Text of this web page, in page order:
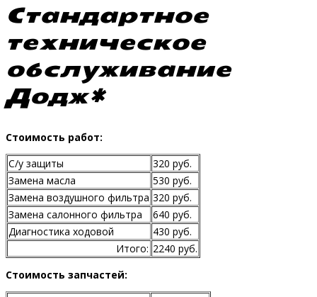
Стандартное
техническое
обслуживание
Додж*
Стоимость работ:
С/у защиты
320 руб.
Замена масла
530 руб.
Замена воздушного фильтра 320 руб.
Замена салонного фильтра
640 руб.
Диагностика ходовой
430 руб.
Итого: 2240 руб.
Стоимость запчастей: